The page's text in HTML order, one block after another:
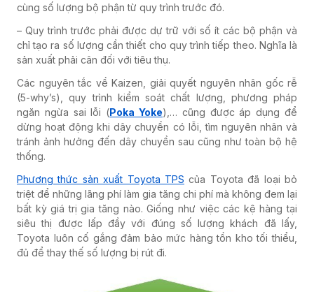
cùng số lượng bộ phận từ quy trình trước đó.
– Quy trình trước phải được dự trữ với số ít các bộ phận và
chỉ tạo ra số lượng cần thiết cho quy trình tiếp theo. Nghĩa là
sản xuất phải cân đối với tiêu thụ.
Các nguyên tắc về Kaizen, giải quyết nguyên nhân gốc rễ
(5-why’s), quy trình kiểm soát chất lượng, phương pháp
ngăn ngừa sai lỗi (Poka Yoke),… cũng được áp dụng để
dừng hoạt động khi dây chuyền có lỗi, tìm nguyên nhân và
tránh ảnh hưởng đến dây chuyền sau cũng như toàn bộ hệ
thống.
Phương thức sản xuất Toyota TPS của Toyota đã loại bỏ
triệt để những lãng phí làm gia tăng chi phí mà không đem lại
bất kỳ giá trị gia tăng nào. Giống như việc các kệ hàng tại
siêu thị được lấp đầy với đúng số lượng khách đã lấy,
Toyota luôn cố gắng đảm bảo mức hàng tồn kho tối thiểu,
đủ để thay thế số lượng bị rút đi.